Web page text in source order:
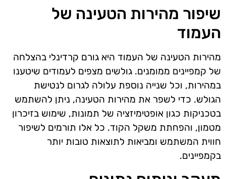
שיפור מהירות הטעינה של
העמוד
מהירות הטעינה של העמוד היא גורם קרדינלי בהצלחה
של קמפיינים ממומנים. גולשים מצפים לעמודים שיטענו
במהירות, וכל שנייה נוספת עלולה לגרום לנטישת
הגולש. כדי לשפר את מהירות הטעינה, ניתן להשתמש
בטכניקות כגון אופטימיזציה של תמונות, שימוש בזיכרון
מטמון, והפחתת משקל הקוד. כל אלו תורמים לשיפור
חווית המשתמש ומביאות לתוצאות טובות יותר
בקמפיינים.